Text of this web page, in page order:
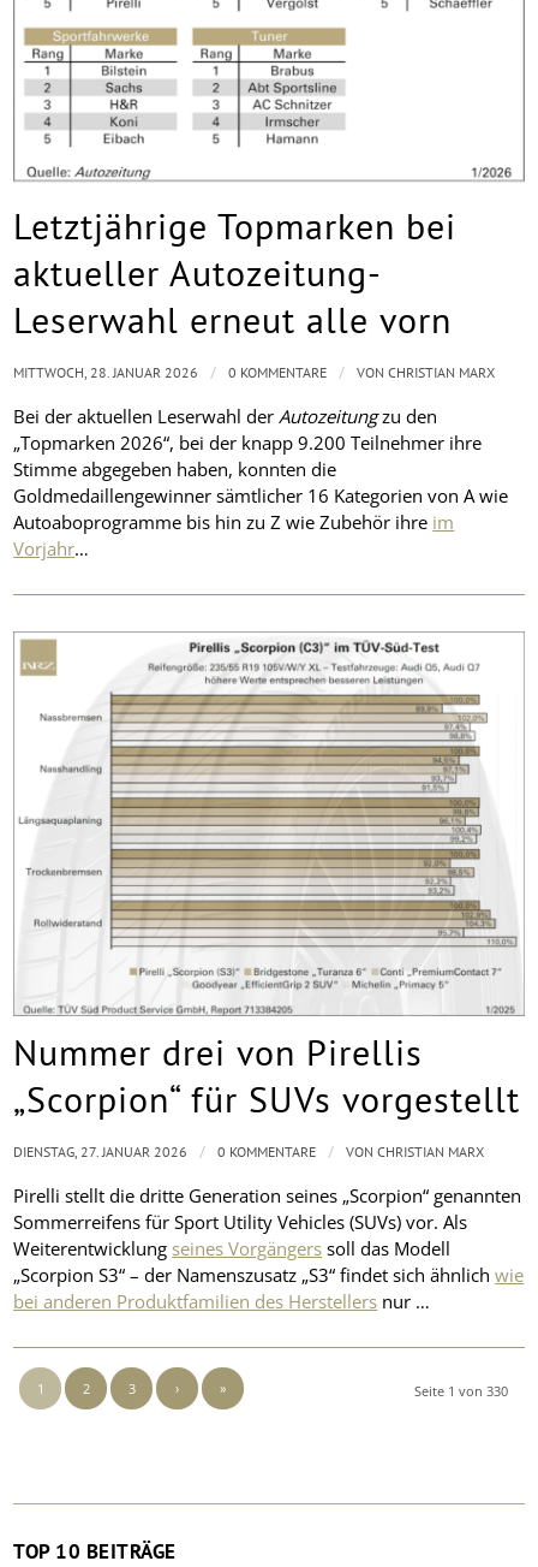
Letztjährige Topmarken bei
aktueller Autozeitung-
Leserwahl erneut alle vorn
Bei der aktuellen Leserwahl derAutozeitungzu den
„Topmarken 2026“, bei der knapp 9.200 Teilnehmer ihre
Stimme abgegeben haben, konnten die
Goldmedaillengewinner sämtlicher 16 Kategorien von A wie
Autoaboprogramme bis hin zu Z wie Zubehör ihre im
Vorjahr…
MITTWOCH, 28. JANUAR 2026 / 0 KOMMENTARE / VONCHRISTIAN MARX
Nummer drei von Pirellis
„Scorpion“ für SUVs vorgestellt
Pirelli stellt die dritte Generation seines „Scorpion“ genannten
Sommerreifens für Sport Utility Vehicles (SUVs) vor. Als
Weiterentwicklung seines Vorgängers soll das Modell
„Scorpion S3“ – der Namenszusatz „S3“ findet sich ähnlichwie
bei anderen Produktfamilien des Herstellers nur …
DIENSTAG, 27. JANUAR 2026 / 0 KOMMENTARE / VONCHRISTIAN MARX
Seite 1 von 330
1 2 3 › »
TOP 10 BEITRÄGE